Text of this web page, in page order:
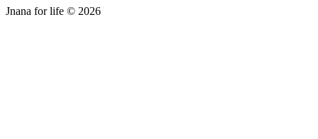
Jnana for life © 2026